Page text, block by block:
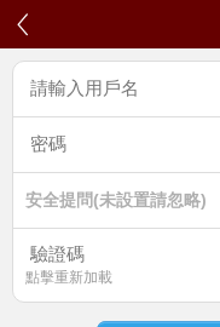
安全提問(未設置請忽略)
點擊重新加載